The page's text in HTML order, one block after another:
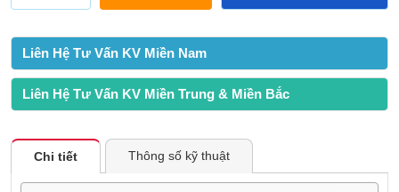
Liên Hệ Tư Vấn KV Miền Nam
Liên Hệ Tư Vấn KV Miền Trung & Miền Bắc
Chi tiết Thông số kỹ thuật